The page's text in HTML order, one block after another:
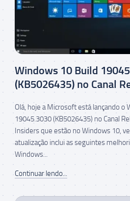
Windows 10 Build
(KB5026435) no Canal
Olá, hoje a Microsoft está lançando o
19045.3030 (KB5026435) no Canal
Insiders que estão no Windows 10,
atualização inclui as seguintes
Windows...
Continuar lendo...